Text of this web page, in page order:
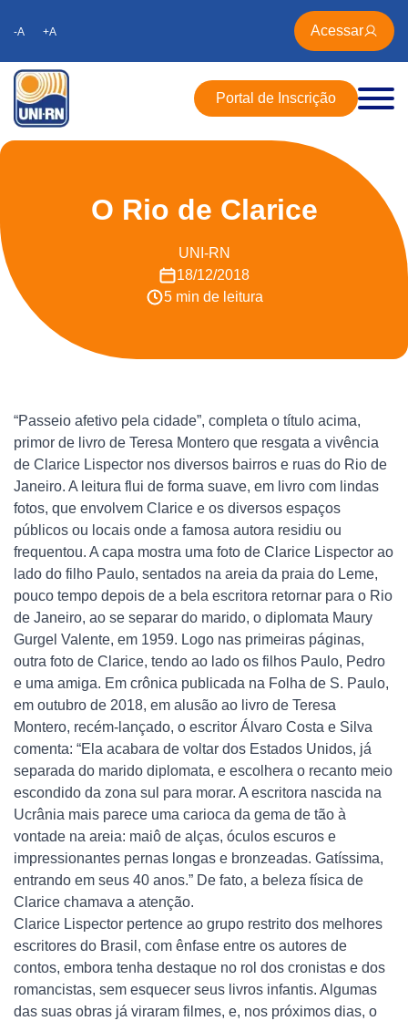
-A +A Acessar
Portal de Inscrição
O Rio de Clarice
UNI-RN
18/12/2018
5 min de leitura
“Passeio afetivo pela cidade”, completa o título acima,
primor de livro de Teresa Montero que resgata a vivência
de Clarice Lispector nos diversos bairros e ruas do Rio de
Janeiro. A leitura flui de forma suave, em livro com lindas
fotos, que envolvem Clarice e os diversos espaços
públicos ou locais onde a famosa autora residiu ou
frequentou. A capa mostra uma foto de Clarice Lispector ao
lado do filho Paulo, sentados na areia da praia do Leme,
pouco tempo depois de a bela escritora retornar para o Rio
de Janeiro, ao se separar do marido, o diplomata Maury
Gurgel Valente, em 1959. Logo nas primeiras páginas,
outra foto de Clarice, tendo ao lado os filhos Paulo, Pedro
e uma amiga. Em crônica publicada na Folha de S. Paulo,
em outubro de 2018, em alusão ao livro de Teresa
Montero, recém-lançado, o escritor Álvaro Costa e Silva
comenta: “Ela acabara de voltar dos Estados Unidos, já
separada do marido diplomata, e escolhera o recanto meio
escondido da zona sul para morar. A escritora nascida na
Ucrânia mais parece uma carioca da gema de tão à
vontade na areia: maiô de alças, óculos escuros e
impressionantes pernas longas e bronzeadas. Gatíssima,
entrando em seus 40 anos.” De fato, a beleza física de
Clarice chamava a atenção.
Clarice Lispector pertence ao grupo restrito dos melhores
escritores do Brasil, com ênfase entre os autores de
contos, embora tenha destaque no rol dos cronistas e dos
romancistas, sem esquecer seus livros infantis. Algumas
das suas obras já viraram filmes, e, nos próximos dias, o